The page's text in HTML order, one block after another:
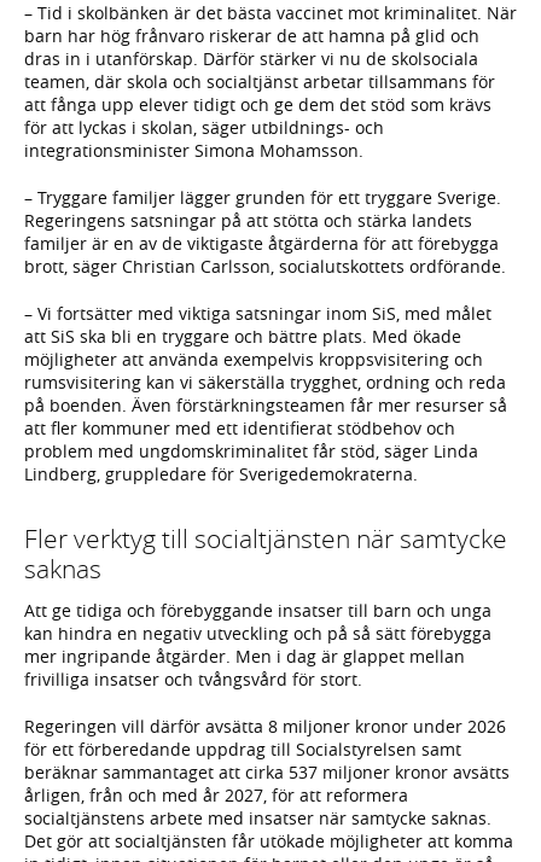
– Tid i skolbänken är det bästa vaccinet mot kriminalitet. När
barn har hög frånvaro riskerar de att hamna på glid och
dras in i utanförskap. Därför stärker vi nu de skolsociala
teamen, där skola och socialtjänst arbetar tillsammans för
att fånga upp elever tidigt och ge dem det stöd som krävs
för att lyckas i skolan, säger utbildnings- och
integrationsminister Simona Mohamsson.
– Tryggare familjer lägger grunden för ett tryggare Sverige.
Regeringens satsningar på att stötta och stärka landets
familjer är en av de viktigaste åtgärderna för att förebygga
brott, säger Christian Carlsson, socialutskottets ordförande.
– Vi fortsätter med viktiga satsningar inom SiS, med målet
att SiS ska bli en tryggare och bättre plats. Med ökade
möjligheter att använda exempelvis kroppsvisitering och
rumsvisitering kan vi säkerställa trygghet, ordning och reda
på boenden. Även förstärkningsteamen får mer resurser så
att fler kommuner med ett identifierat stödbehov och
problem med ungdomskriminalitet får stöd, säger Linda
Lindberg, gruppledare för Sverigedemokraterna.
Fler verktyg till socialtjänsten när samtycke
saknas
Att ge tidiga och förebyggande insatser till barn och unga
kan hindra en negativ utveckling och på så sätt förebygga
mer ingripande åtgärder. Men i dag är glappet mellan
frivilliga insatser och tvångsvård för stort.
Regeringen vill därför avsätta 8 miljoner kronor under 2026
för ett förberedande uppdrag till Socialstyrelsen samt
beräknar sammantaget att cirka 537 miljoner kronor avsätts
årligen, från och med år 2027, för att reformera
socialtjänstens arbete med insatser när samtycke saknas.
Det gör att socialtjänsten får utökade möjligheter att komma